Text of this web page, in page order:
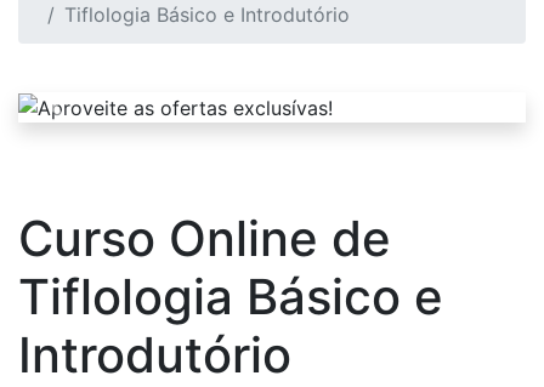
Tiflologia Básico e Introdutório
Curso Online de
Tiflologia Básico e
Introdutório